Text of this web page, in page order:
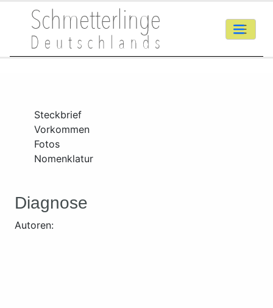
Steckbrief
Vorkommen
Fotos
Nomenklatur
Diagnose
Autoren: